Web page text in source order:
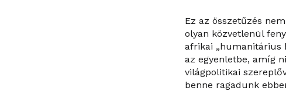
Ez az összetűzés
olyan közvetlenül
afrikai „humanitárius
az egyenletbe, amíg
világpolitikai
benne ragadunk